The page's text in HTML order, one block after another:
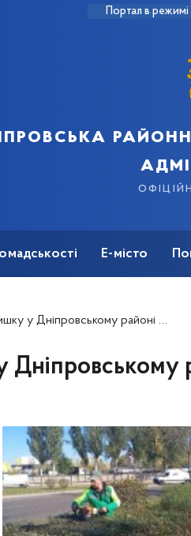
Портал в режимі
Е-місто
у Дніпровському районі триває